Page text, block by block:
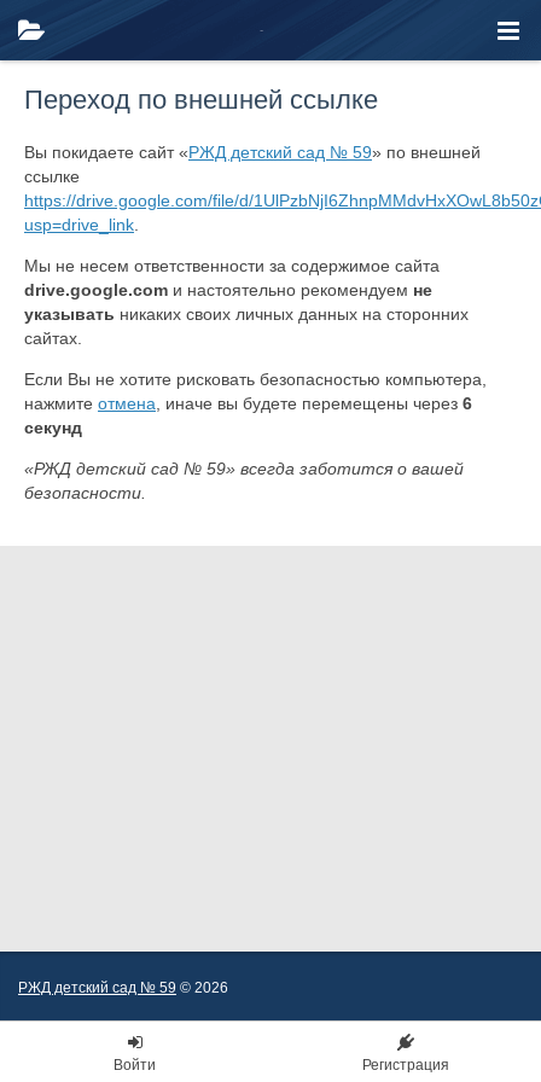
Переход по внешней ссылке
Вы покидаете сайт «РЖД детский сад № 59» по внешней
ссылке
https://drive.google.com/file/d/
usp=drive_link
Мы не несем ответственности за содержимое сайта
drive.google.com и настоятельно рекомендуем не
указывать никаких своих личных данных на сторонних
сайтах.
Если Вы не хотите рисковать безопасностью компьютера,
нажмите отмена , иначе вы будете перемещены через 6
секунд
«РЖД детский сад № 59» всегда заботится о вашей
безопасности.
РЖД детский сад № 59 © 2026
Войти Регистрация